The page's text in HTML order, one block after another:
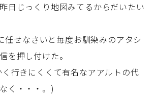
日じっくり地図みてるからだいたい
任せなさいと毎度お馴染みのアタシ
を押し付けた。
行きにくくて有名なアアルトの代
く・・・。)